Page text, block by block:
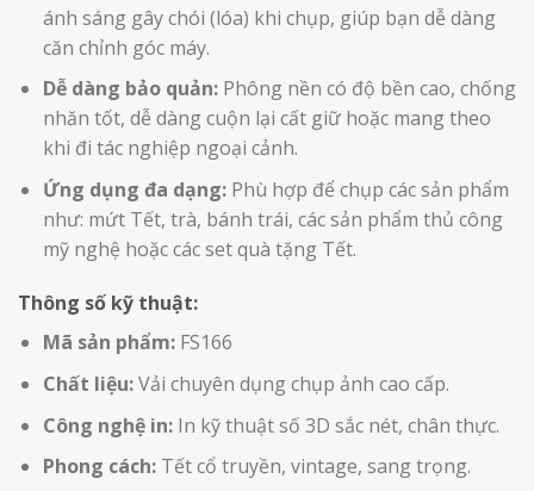
ánh sáng gây chói (lóa) khi chụp, giúp bạn dễ dàng
căn chỉnh góc máy.
Dễ dàng bảo quản:Phông nền có độ bền cao, chống
nhăn tốt, dễ dàng cuộn lại cất giữ hoặc mang theo
khi đi tác nghiệp ngoại cảnh.
Ứng dụng đa dạng:Phù hợp để chụp các sản phẩm
như: mứt Tết, trà, bánh trái, các sản phẩm thủ công
mỹ nghệ hoặc các set quà tặng Tết.
Thông số kỹ thuật:
Mã sản phẩm:FS166
Chất liệu:Vải chuyên dụng chụp ảnh cao cấp.
Công nghệ in:In kỹ thuật số 3D sắc nét, chân thực.
Phong cách:Tết cổ truyền, vintage, sang trọng.